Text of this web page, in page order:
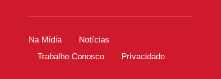
Na Mídia
Notícias
Trabalhe Conosco
Privacidade